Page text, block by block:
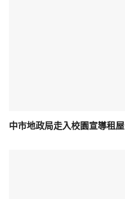
中市地政局走入校園宣導租